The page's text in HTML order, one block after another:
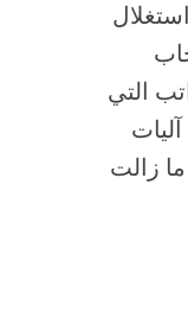
التي
ما زالت